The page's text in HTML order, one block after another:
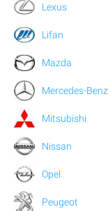
Lexus
Lifan
Mazda
Mercedes-Benz
Mitsubishi
Nissan
Opel
Peugeot